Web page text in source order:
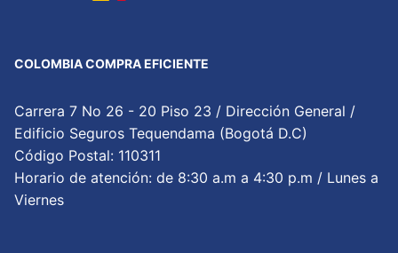
COLOMBIA COMPRA EFICIENTE
Carrera 7 No 26 - 20 Piso 23 / Dirección General /
Edificio Seguros Tequendama (Bogotá D.C)
Código Postal: 110311
Horario de atención: de 8:30 a.m a 4:30 p.m / Lunes a
Viernes